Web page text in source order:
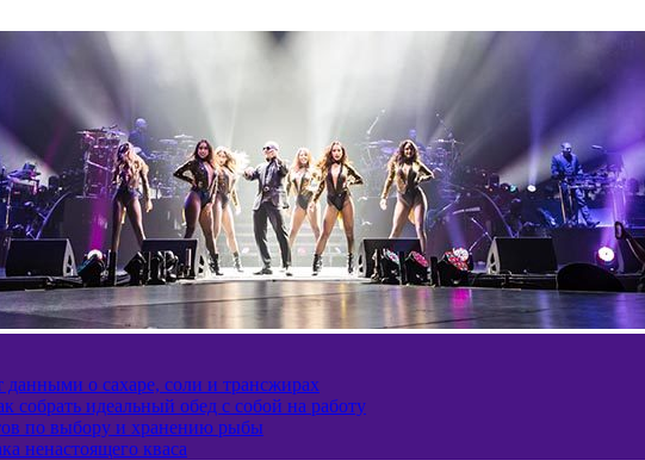
о сахаре, соли и трансжирах
собрать идеальный обед с собой на работу
по выбору и хранению рыбы
ненастоящего кваса